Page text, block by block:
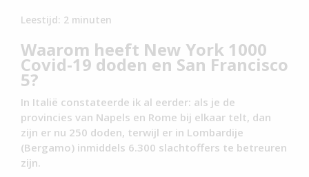
Leestijd: 2 minuten
Waarom heeft New York 1000
Covid-19 doden en San Francisco
5?
In Italië constateerde ik al eerder: als je de
provincies van Napels en Rome bij elkaar telt, dan
zijn er nu 250 doden, terwijl er in Lombardije
(Bergamo) inmiddels 6.300 slachtoffers te betreuren
zijn.